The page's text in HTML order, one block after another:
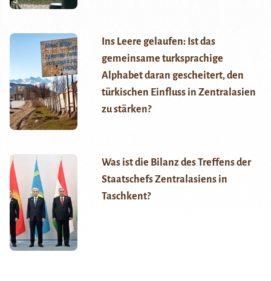
Ins Leere gelaufen: Ist das
gemeinsame turksprachige
Alphabet daran gescheitert, den
türkischen Einfluss in Zentralasien
zu stärken?
Was ist die Bilanz des Treffens der
Staatschefs Zentralasiens in
Taschkent?